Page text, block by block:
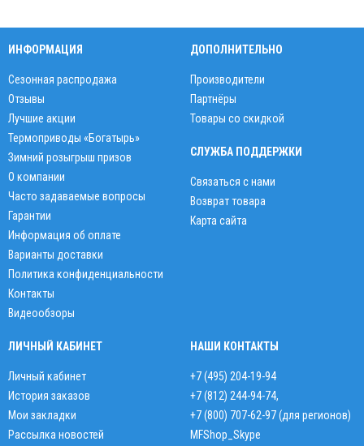
ИНФОРМАЦИЯ
Сезонная распродажа
Отзывы
Лучшие акции
Термоприводы «Богатырь»
Зимний розыгрыш призов
О компании
Часто задаваемые вопросы
Гарантии
Информация об оплате
Варианты доставки
Политика конфиденциальности
Контакты
Видеообзоры
ДОПОЛНИТЕЛЬНО
Производители
Партнёры
Товары со скидкой
СЛУЖБА ПОДДЕРЖКИ
Связаться с нами
Возврат товара
Карта сайта
ЛИЧНЫЙ КАБИНЕТ
Личный кабинет
История заказов
Мои закладки
Рассылка новостей
НАШИ КОНТАКТЫ
+7 (495) 204-19-94
+7 (812) 244-94-74,
+7 (800) 707-62-97 (для регионов)
MFShop_Skype